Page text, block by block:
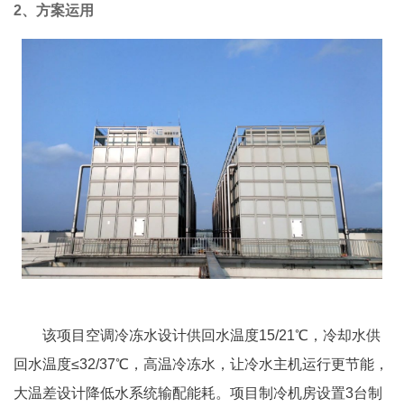
2、 方案运用
该项目空调冷冻水设计供回水温度15/21℃，冷却水供
回水温度≤32/37℃，高温冷冻水，让冷水主机运行更节能，
大温差设计降低水系统输配能耗。项目制冷机房设置3台制